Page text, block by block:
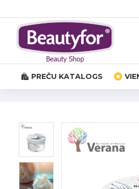
PREČU KATALOGS